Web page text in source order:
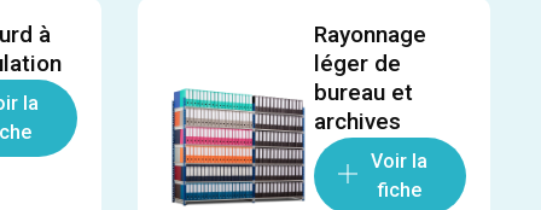
à
la
Rayonnage
léger de
bureau et
archives
Voir la
fiche